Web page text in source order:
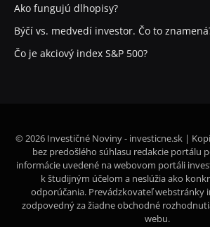
Ako fungujú dlhopisy?
Býčí vs. medvedí investor. Čo to
Čo je akciový index S&P 500?
© 2026 Investičné Noviny - investicne.sk |
bez predošlého súhlasu redakcie portálu
informácie uvedené na webovom portáli
k študijným účelom a neslúžia ako
odporúčania. Prevádzkovateľ webstránky
zodpovedný za žiadne obchodné
webu.